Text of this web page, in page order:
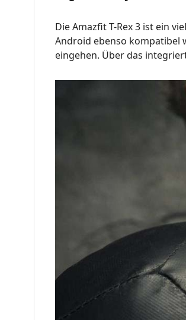
Die Amazfit T-Rex 3 ist ein
Android ebenso kompatibel
eingehen. Über das